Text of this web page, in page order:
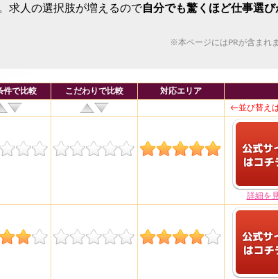
求人の選択肢が増えるので自分でも驚くほど仕事選び
※本ページにはPRが含まれま
件で比較 こだわりで比較
対応エリア
←並び替え
詳細を